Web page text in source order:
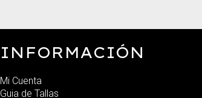
INFORMACIÓN
Mi Cuenta
Guia de Tallas